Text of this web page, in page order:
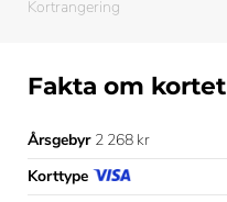
Kortrangering
Fakta om kortet
Årsgebyr 2 268 kr
Korttype